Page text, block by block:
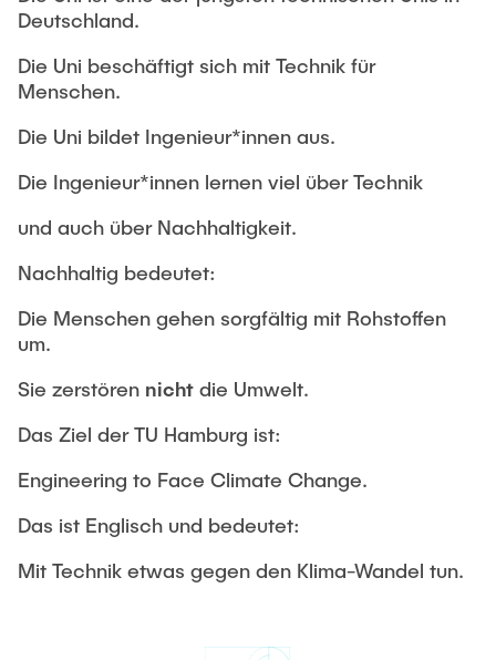
Lehre und Lernen
Hochschuldidaktik - ZLL
WorkINGLab / Makerspace
Interdisziplinärer Workshop des FSP
Reaktortechnologien“
Studienbereich FIT
Deutschland.
Die Uni beschäftigt sich mit Technik für
Menschen.
Die Uni bildet Ingenieur*innen aus.
Die Ingenieur*innen lernen viel über Technik
und auch über Nachhaltigkeit.
Nachhaltig bedeutet:
Die Menschen gehen sorgfältig mit Rohstoffen
um.
Sie zerstören nicht die Umwelt.
Das Ziel der TU Hamburg ist:
Engineering to Face Climate Change.
Das ist Englisch und bedeutet:
Mit Technik etwas gegen den Klima-Wandel tun.